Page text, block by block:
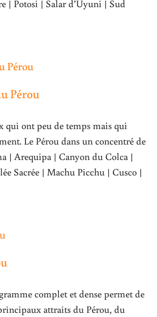
| Potosi | Salar d’Uyuni | Sud
Pérou
qui ont peu de temps mais qui
Le Pérou dans un concentré de
| Arequipa | Canyon du Colca |
Sacrée | Machu Picchu | Cusco |
complet et dense permet de
attraits du Pérou, du